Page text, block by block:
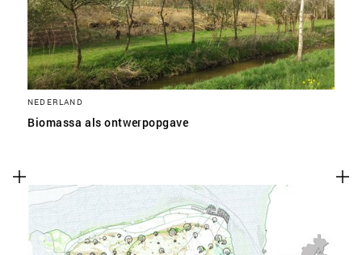
NEDERLAND
Biomassa als ontwerpopgave